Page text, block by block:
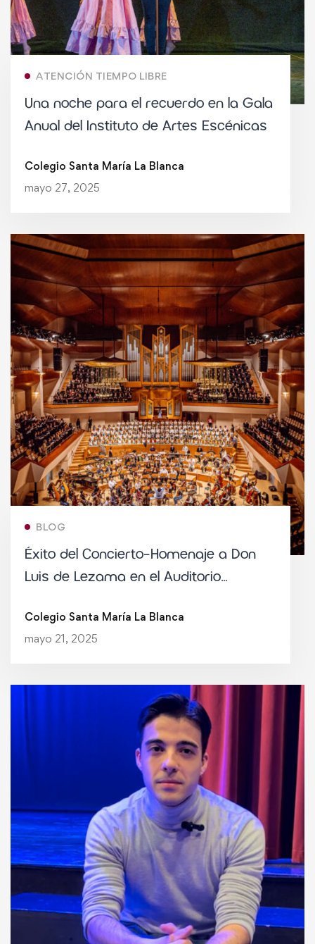
ATENCIÓN TIEMPO LIBRE
Una noche para el recuerdo en la Gala
Anual del Instituto de Artes Escénicas
Colegio Santa María La Blanca
mayo 27, 2025
BLOG
Éxito del Concierto-Homenaje a Don
Luis de Lezama en el Auditorio
Taberna del Alabardero
Colegio Santa María La Blanca
mayo 21, 2025